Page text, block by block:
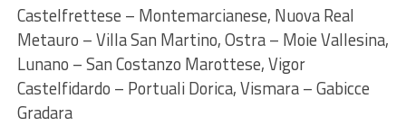
Castelfrettese – Montemarcianese, Nuova Real
Metauro – Villa San Martino, Ostra – Moie Vallesina,
Lunano – San Costanzo Marottese, Vigor
Castelfidardo – Portuali Dorica, Vismara – Gabicce
Gradara